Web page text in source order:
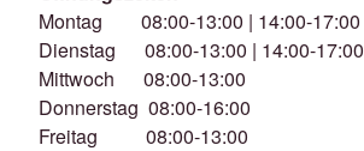
Montag 08:00-13:00 | 14:00-17:00
Dienstag 08:00-13:00 | 14:00-17:00
Mittwoch 08:00-13:00
Donnerstag 08:00-16:00
Freitag 08:00-13:00